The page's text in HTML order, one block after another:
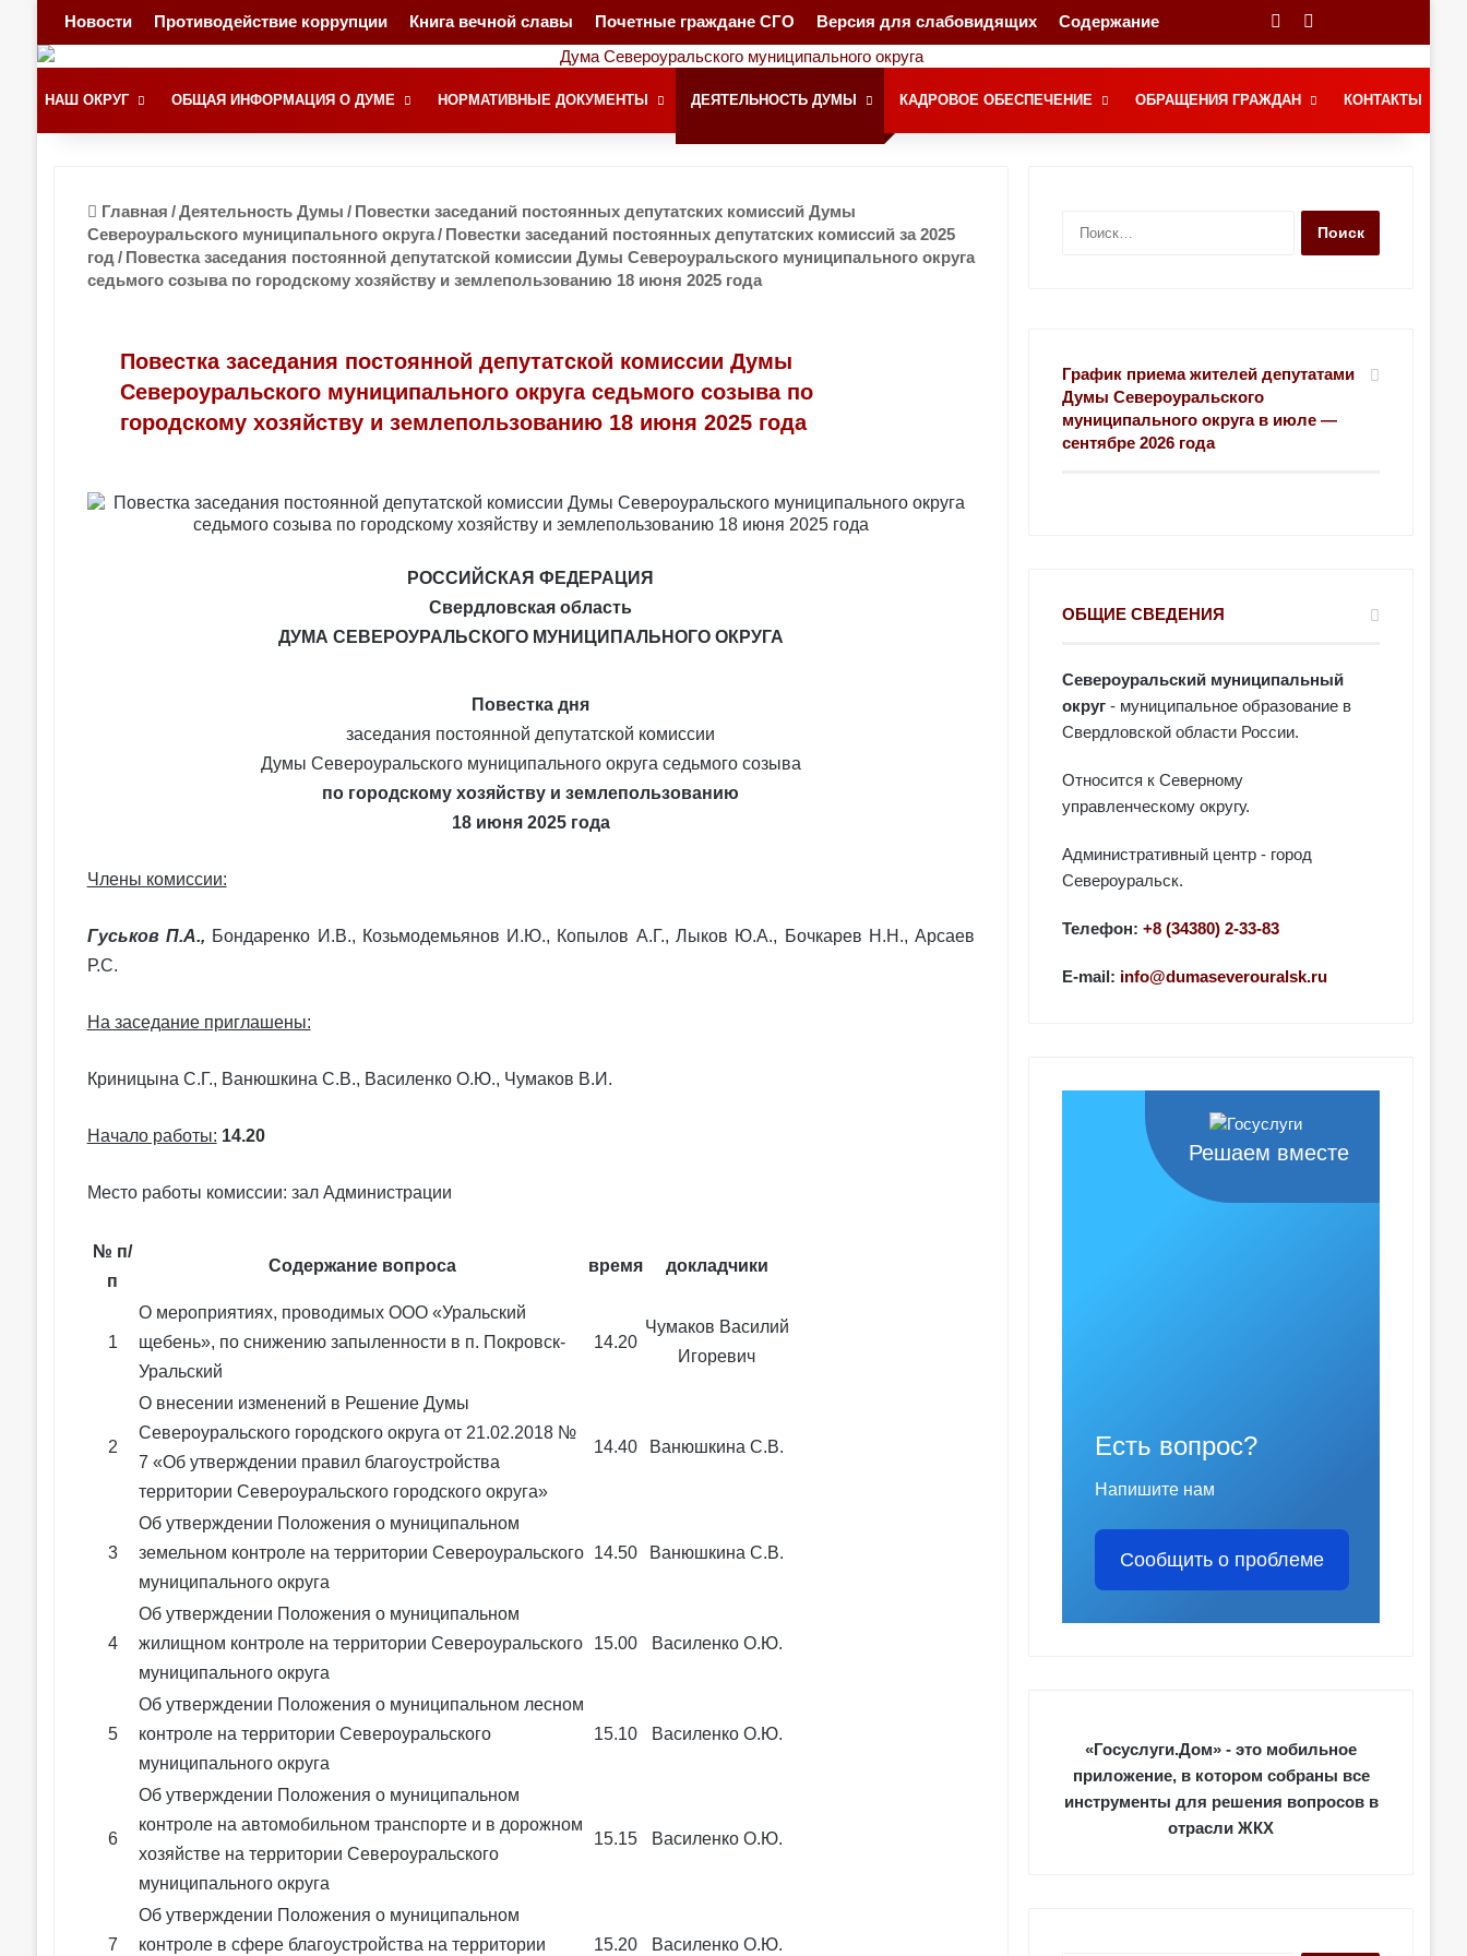
Новости Противодействие коррупции Книга вечной славы Почетные граждане СГО Версия для слабовидящих Содержание Переключение скина
НАШ ОКРУГ ОБЩАЯ ИНФОРМАЦИЯ О ДУМЕ НОРМАТИВНЫЕ ДОКУМЕНТЫ ДЕЯТЕЛЬНОСТЬ ДУМЫ КАДРОВОЕ ОБЕСПЕЧЕНИЕ ОБРАЩЕНИЯ ГРАЖДАН КОНТАКТЫ
Главная / Деятельность Думы / Повестки заседаний постоянных депутатских комиссий Думы
Североуральского муниципального округа / Повестки заседаний постоянных депутатских комиссий за 2025
год / Повестка заседания постоянной депутатской комиссии Думы Североуральского муниципального округа
седьмого созыва по городскому хозяйству и землепользованию 18 июня 2025 года
Повестка заседания постоянной депутатской комиссии Думы
Североуральского муниципального округа седьмого созыва по
городскому хозяйству и землепользованию 18 июня 2025 года
РОССИЙСКАЯ ФЕДЕРАЦИЯ
Свердловская область
ДУМА СЕВЕРОУРАЛЬСКОГО МУНИЦИПАЛЬНОГО ОКРУГА
Повестка дня
заседания постоянной депутатской комиссии
Думы Североуральского муниципального округа седьмого созыва
по городскому хозяйству и землепользованию
18 июня 2025 года
Члены комиссии:
Гуськов П.А., Бондаренко И.В., Козьмодемьянов И.Ю., Копылов А.Г., Лыков Ю.А., Бочкарев Н.Н., Арсаев
Р.С.
На заседание приглашены:
Криницына С.Г., Ванюшкина С.В., Василенко О.Ю., Чумаков В.И.
Начало работы: 14.20
Место работы комиссии: зал Администрации
№ п/
п
Содержание вопроса время докладчики
1
О мероприятиях, проводимых ООО «Уральский
щебень», по снижению запыленности в п. Покровск-
Уральский
14.20
Чумаков Василий
Игоревич
2
О внесении изменений в Решение Думы
Североуральского городского округа от 21.02.2018 №
7 «Об утверждении правил благоустройства
территории Североуральского городского округа»
14.40 Ванюшкина С.В.
3
Об утверждении Положения о муниципальном
земельном контроле на территории Североуральского
муниципального округа
14.50 Ванюшкина С.В.
4
Об утверждении Положения о муниципальном
жилищном контроле на территории Североуральского
муниципального округа
15.00 Василенко О.Ю.
5
Об утверждении Положения о муниципальном лесном
контроле на территории Североуральского
муниципального округа
15.10 Василенко О.Ю.
6
Об утверждении Положения о муниципальном
контроле на автомобильном транспорте и в дорожном
хозяйстве на территории Североуральского
муниципального округа
15.15 Василенко О.Ю.
7
Об утверждении Положения о муниципальном
контроле в сфере благоустройства на территории
15.20 Василенко О.Ю.
График приема жителей депутатами
Думы Североуральского
муниципального округа в июле —
сентябре 2026 года
ОБЩИЕ СВЕДЕНИЯ
Североуральский муниципальный
округ - муниципальное образование в
Свердловской области России.
Относится к Северному
управленческому округу.
Административный центр - город
Североуральск.
Телефон:+8 (34380) 2-33-83
E-mail: info@dumaseverouralsk.ru
Решаем вместе
Есть вопрос?
Напишите нам
Сообщить о проблеме
«Госуслуги.Дом» - это мобильное
приложение, в котором собраны все
инструменты для решения вопросов в
отрасли ЖКХ